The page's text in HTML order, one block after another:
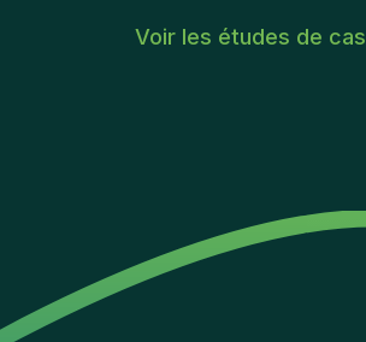
Voir les études de cas